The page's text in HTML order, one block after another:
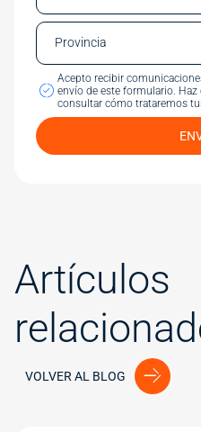
Acepto recibir
envío de este formulario. Haz
consultar cómo trataremos
Artículos
VOLVER AL BLOG